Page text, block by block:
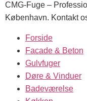
CMG-Fuge –
København. Kontakt
Forside
Facade & Beton
Gulvfuger
Døre & Vinduer
Badeværelse